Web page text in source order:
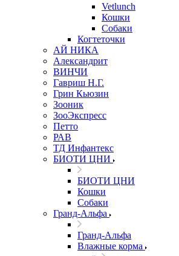
Vetlunch
Кошки
Собаки
Когтеточки
АЙ НИКА
Александрит
ВИНЧИ
Гавриш Н.Г.
Грин Кьюзин
Зооник
ЗооЭкспресс
Петто
РАВ
ТД Инфантекс
БИОТИ ЦНИ
БИОТИ ЦНИ
Кошки
Собаки
Гранд-Альфа
Гранд-Альфа
Влажные корма